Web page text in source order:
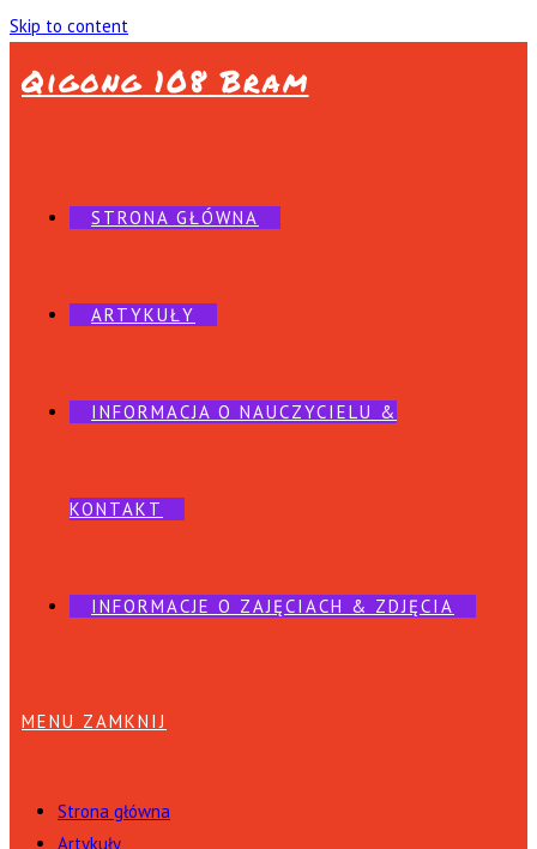
Skip to content
Qigong 108 Bram
STRONA GŁÓWNA
ARTYKUŁY
INFORMACJA O NAUCZYCIELU &
KONTAKT
INFORMACJE O ZAJĘCIACH & ZDJĘCIA
MENU ZAMKNIJ
Strona główna
Artykuły